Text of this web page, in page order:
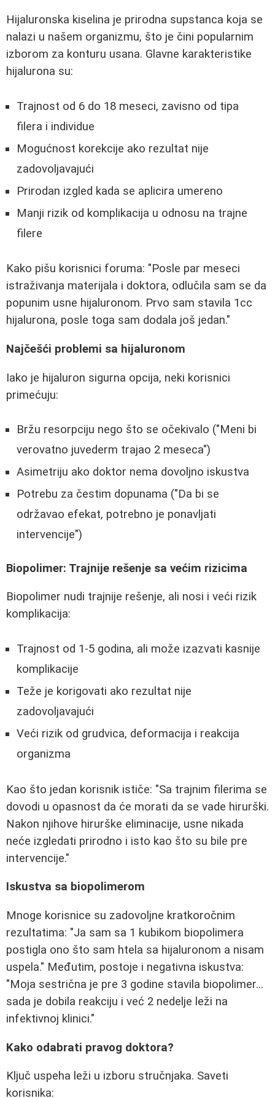
Hijaluronska kiselina je prirodna supstanca koja se
nalazi u našem organizmu, što je čini popularnim
izborom za konturu usana. Glavne karakteristike
hijalurona su:
Trajnost od 6 do 18 meseci, zavisno od tipa
filera i individue
Mogućnost korekcije ako rezultat nije
zadovoljavajući
Prirodan izgled kada se aplicira umereno
Manji rizik od komplikacija u odnosu na trajne
filere
Kako pišu korisnici foruma: "Posle par meseci
istraživanja materijala i doktora, odlučila sam se da
popunim usne hijaluronom. Prvo sam stavila 1cc
hijalurona, posle toga sam dodala još jedan."
Najčešći problemi sa hijaluronom
Iako je hijaluron sigurna opcija, neki korisnici
primećuju:
Bržu resorpciju nego što se očekivalo ("Meni bi
verovatno juvederm trajao 2 meseca")
Asimetriju ako doktor nema dovoljno iskustva
Potrebu za čestim dopunama ("Da bi se
održavao efekat, potrebno je ponavljati
intervencije")
Biopolimer: Trajnije rešenje sa većim rizicima
Biopolimer nudi trajnije rešenje, ali nosi i veći rizik
komplikacija:
Trajnost od 1-5 godina, ali može izazvati kasnije
komplikacije
Teže je korigovati ako rezultat nije
zadovoljavajući
Veći rizik od grudvica, deformacija i reakcija
organizma
Kao što jedan korisnik ističe: "Sa trajnim filerima se
dovodi u opasnost da će morati da se vade hirurški.
Nakon njihove hirurške eliminacije, usne nikada
neće izgledati prirodno i isto kao što su bile pre
intervencije."
Iskustva sa biopolimerom
Mnoge korisnice su zadovoljne kratkoročnim
rezultatima: "Ja sam sa 1 kubikom biopolimera
postigla ono što sam htela sa hijaluronom a nisam
uspela." Međutim, postoje i negativna iskustva:
"Moja sestrična je pre 3 godine stavila biopolimer...
sada je dobila reakciju i već 2 nedelje leži na
infektivnoj klinici."
Kako odabrati pravog doktora?
Ključ uspeha leži u izboru stručnjaka. Saveti
korisnika: